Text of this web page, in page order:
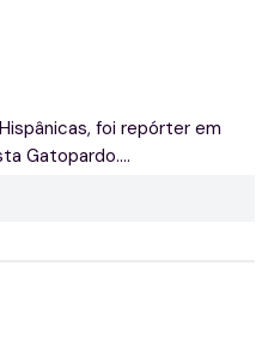
foi repórter em
Gatopardo....